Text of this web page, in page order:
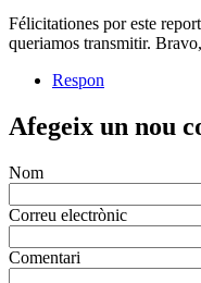
registrat)
Félicitationes por este
queriamos transmitir.
Respon
Afegeix un nou
Nom
Correu electrònic
Comentari